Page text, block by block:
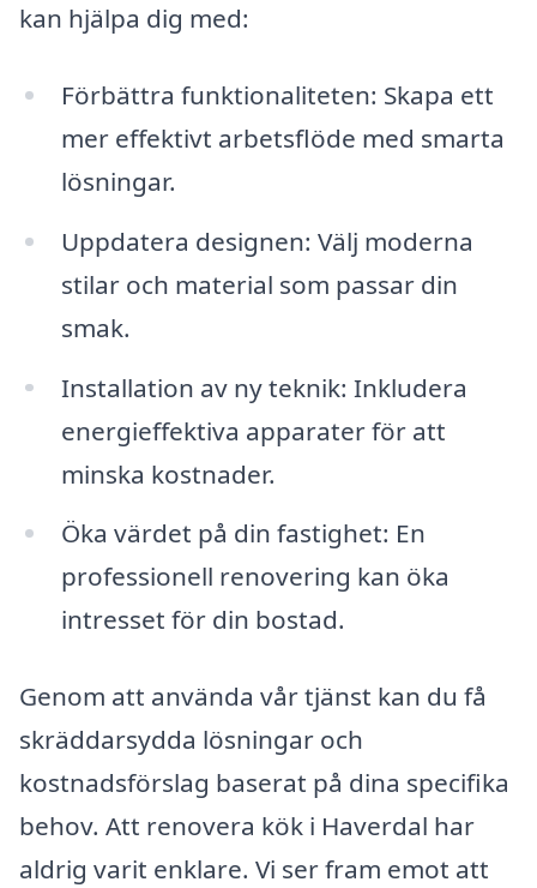
kan hjälpa dig med:
Förbättra funktionaliteten: Skapa ett
mer effektivt arbetsflöde med smarta
lösningar.
Uppdatera designen: Välj moderna
stilar och material som passar din
smak.
Installation av ny teknik: Inkludera
energieffektiva apparater för att
minska kostnader.
Öka värdet på din fastighet: En
professionell renovering kan öka
intresset för din bostad.
Genom att använda vår tjänst kan du få
skräddarsydda lösningar och
kostnadsförslag baserat på dina specifika
behov. Att renovera kök i Haverdal har
aldrig varit enklare. Vi ser fram emot att